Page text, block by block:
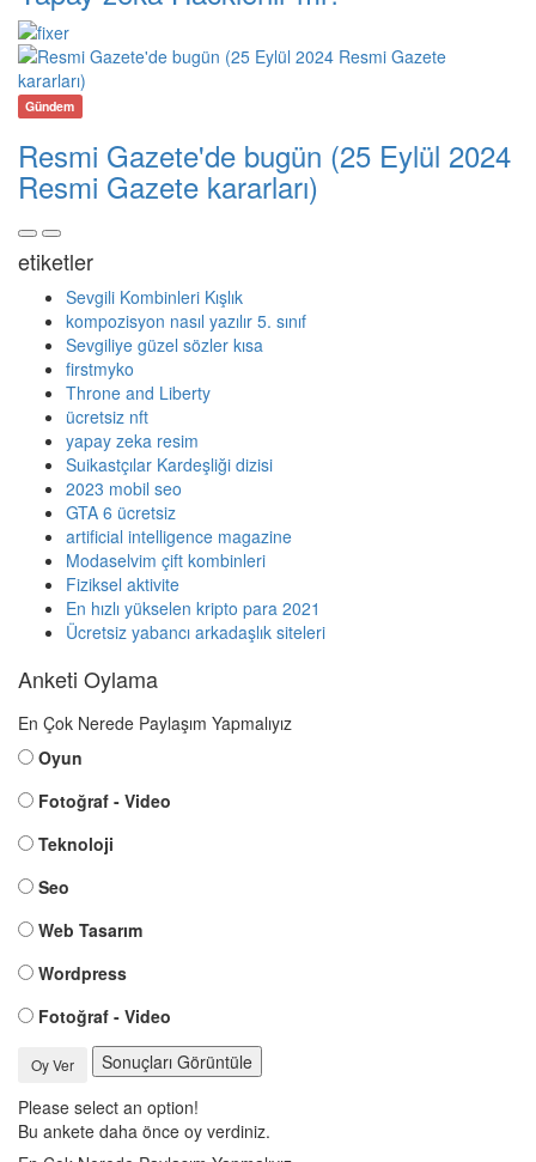
Gündem
Resmi Gazete'de bugün (25 Eylül 2024
Resmi Gazete kararları)
etiketler
Sevgili Kombinleri Kışlık
kompozisyon nasıl yazılır 5. sınıf
Sevgiliye güzel sözler kısa
firstmyko
Throne and Liberty
ücretsiz nft
yapay zeka resim
Suikastçılar Kardeşliği dizisi
2023 mobil seo
GTA 6 ücretsiz
artificial intelligence magazine
Modaselvim çift kombinleri
Fiziksel aktivite
En hızlı yükselen kripto para 2021
Ücretsiz yabancı arkadaşlık siteleri
Anketi Oylama
En Çok Nerede Paylaşım Yapmalıyız
Oyun
Fotoğraf - Video
Teknoloji
Seo
Web Tasarım
Wordpress
Fotoğraf - Video
Oy Ver
Sonuçları Görüntüle
Please select an option!
Bu ankete daha önce oy verdiniz.